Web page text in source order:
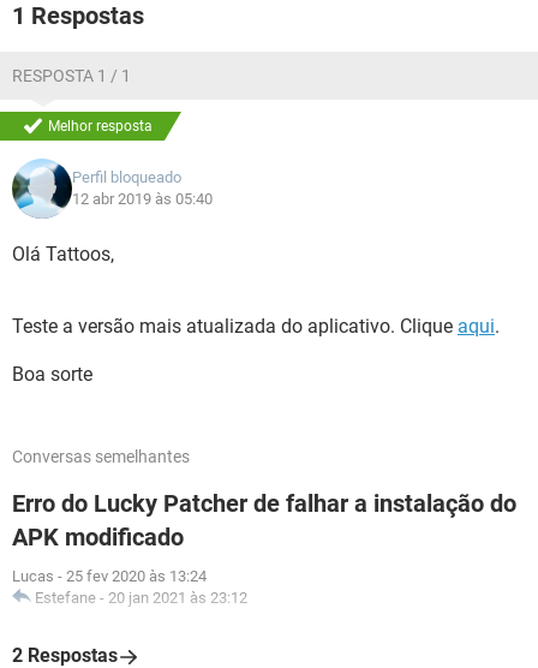
1 Respostas
RESPOSTA 1 / 1
Melhor resposta
Perfil bloqueado
12 abr 2019 às 05:40
Olá Tattoos,
Teste a versão mais atualizada do aplicativo. Clique aqui.
Boa sorte
Conversas semelhantes
Erro do Lucky Patcher de falhar a instalação do
APK modificado
Lucas - 25 fev 2020 às 13:24
Estefane - 20 jan 2021 às 23:12
2 Respostas